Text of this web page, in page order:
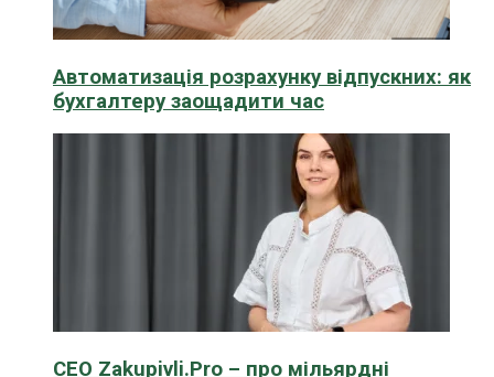
Автоматизація розрахунку відпускних: як
бухгалтеру заощадити час
CEO Zakupivli.Pro – про мільярдні